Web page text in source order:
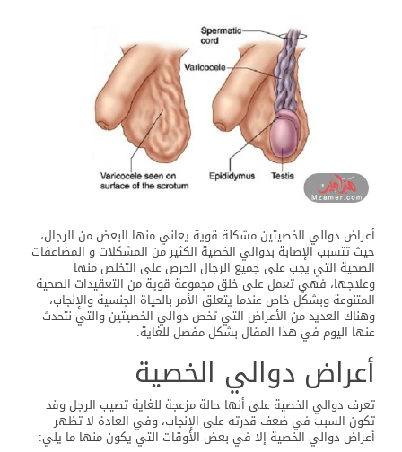
أعراض دوالي الخصيتين مشكلة قوية يعاني منها البعض من الرجال،
حيث تتسبب الإصابة بدوالي الخصية الكثير من المشكلات و المضاعفات
الصحية التي يجب على جميع الرجال الحرص على التخلص منها
وعلاجها، فهي تعمل على خلق مجموعة قوية من التعقيدات الصحية
المتنوعة وبشكل خاص عندما يتعلق الأمر بالحياة الجنسية والإنجاب،
وهناك العديد من الأعراض التي تخص دوالي الخصيتين والتي نتحدث
عنها اليوم في هذا المقال بشكل مفصل للغاية.
أعراض دوالي الخصية
تعرف دوالي الخصية على أنها حالة مزعجة للغاية تصيب الرجل وقد
تكون السبب في ضعف قدرته على الإنجاب، وفي العادة لا تظهر
أعراض دوالي الخصية إلا في بعض الأوقات التي يكون منها ما يلي: